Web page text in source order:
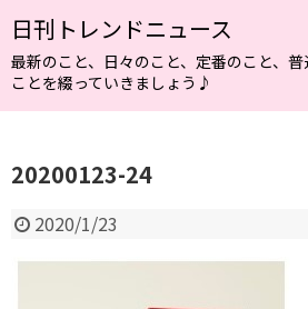
日刊トレンドニュース
最新のこと、日々のこと、定番のこと、
ことを綴っていきましょう♪
20200123-24
2020/1/23